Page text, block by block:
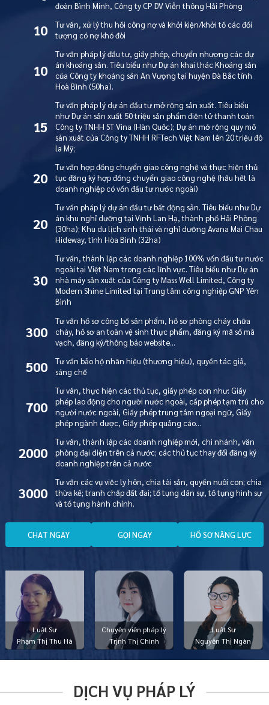
Luật Sư
Phạm Thị Thu Hà
Chuyên viên pháp lý
Trịnh Thị Chình
Luật Sư
Nguyễn Thị Ngàn
đoàn Bình Minh, Công ty CP DV Viễn thông Hải Phòng
10
Tư vấn, xử lý thu hồi công nợ và khởi kiện/khởi tố các đối
tượng có nợ khó đòi
10
Tư vấn pháp lý đầu tư, giấy phép, chuyển nhượng các dự
án khoáng sản. Tiêu biểu như Dự án khai thác Khoáng sản
của Công ty khoáng sản An Vượng tại huyện Đà Bắc tỉnh
Hoà Bình (50ha).
15
Tư vấn pháp lý dự án đầu tư mở rộng sản xuất. Tiêu biểu
như Dự án sản xuất 50 triệu sản phẩm điện tử thanh toán
Công ty TNHH ST Vina (Hàn Quốc); Dự án mở rộng quy mô
sản xuất của Công ty TNHH RFTech Việt Nam lên 20 triệu đô
la Mỹ;
20
Tư vấn hợp đồng chuyển giao công nghệ và thực hiện thủ
tục đăng ký hợp đồng chuyển giao công nghệ (hầu hết là
doanh nghiệp có vốn đầu tư nước ngoài)
20
Tư vấn pháp lý dự án đầu tư bất động sản. Tiêu biểu như Dự
án khu nghỉ dưỡng tại Vịnh Lan Hạ, thành phố Hải Phòng
(30ha); Khu du lịch sinh thái và nghỉ dưỡng Avana Mai Chau
Hideway, tỉnh Hòa Bình (32ha)
30
Tư vấn, thành lập các doanh nghiệp 100% vốn đầu tư nước
ngoài tại Việt Nam trong các lĩnh vực. Tiêu biểu như Dự án
nhà máy sản xuất của Công ty Mass Well Limited, Công ty
Modern Shine Limited tại Trung tâm công nghiệp GNP Yên
Bình
300
Tư vấn hồ sơ công bố sản phẩm, hồ sơ phòng cháy chữa
cháy, hồ sơ an toàn vệ sinh thực phẩm, đăng ký mã số mã
vạch, đăng ký/thông báo website…
500
Tư vấn bảo hộ nhãn hiệu (thương hiệu), quyền tác giả,
sáng chế
700
Tư vấn, thực hiện các thủ tục, giấy phép con như: Giấy
phép lao động cho người nước ngoài, cấp phép tạm trú cho
người nước ngoài, Giấy phép trung tâm ngoại ngữ, Giấy
phép ngành dược, Giấy phép quảng cáo…
2000
Tư vấn, thành lập các doanh nghiệp mới, chi nhánh, văn
phòng đại diện trên cả nước; các thủ tục thay đổi đăng ký
doanh nghiệp trên cả nước
3000
Tư vấn các vụ việc ly hôn, chia tài sản, quyền nuôi con; chia
thừa kế; tranh chấp đất đai; tố tụng dân sự, tố tụng hình sự
và tố tụng hành chính.
CHAT NGAY GỌI NGAY HỒ SƠ NĂNG LỰC
DỊCH VỤ PHÁP LÝ